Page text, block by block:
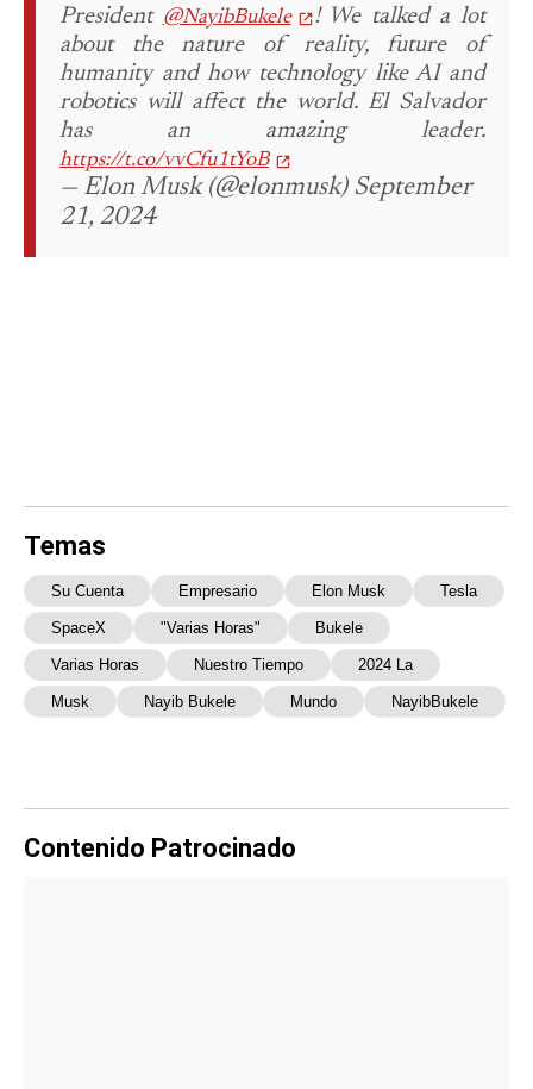
President @NayibBukele ! We talked a lot
about the nature of reality, future of
humanity and how technology like AI and
robotics will affect the world. El Salvador
has an amazing leader.
https://t.co/vvCfu1tYoB
— Elon Musk (@elonmusk) September
21, 2024
Temas
Su Cuenta Empresario Elon Musk Tesla
SpaceX "varias Horas" Bukele
Varias Horas Nuestro Tiempo 2024 La
Musk Nayib Bukele Mundo NayibBukele
Contenido Patrocinado